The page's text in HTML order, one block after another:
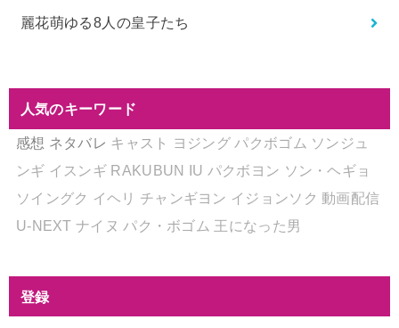
麗花萌ゆる8人の皇子たち
人気のキーワード
感想 ネタバレ キャスト ヨジング パクボゴム ソンジュ
ンギ イスンギ RAKUBUN IU パクボヨン ソン・ヘギョ
ソイングク イヘリ チャンギヨン イジョンソク 動画配信
U-NEXT ナイヌ パク・ボゴム 王になった男
登録